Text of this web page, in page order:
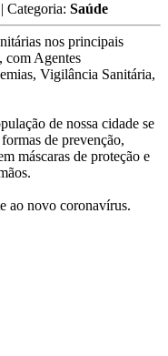
| Categoria: Saúde
nos principais
com Agentes
Vigilância Sanitária,
de nossa cidade se
de prevenção,
máscaras de proteção e
ao novo coronavírus.